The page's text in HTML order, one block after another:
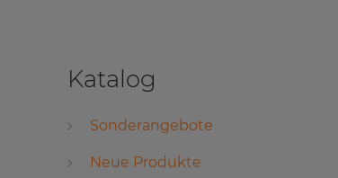
Katalog
Sonderangebote
Neue Produkte